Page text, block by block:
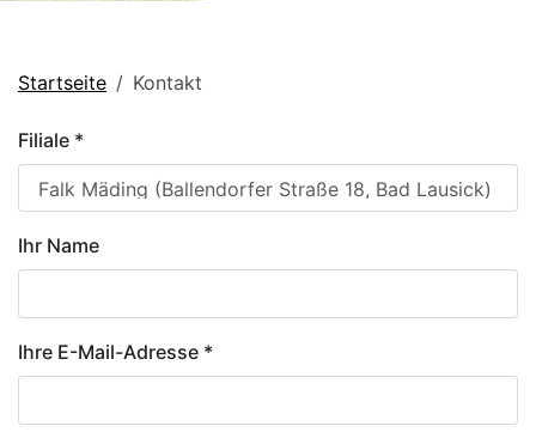
Startseite Kontakt
Filiale *
Ihr Name
Ihre E-Mail-Adresse *